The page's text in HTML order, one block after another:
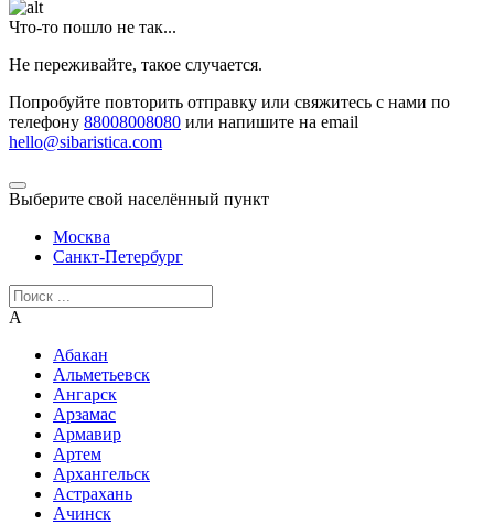
Что-то пошло не так...
Не переживайте, такое случается.
Попробуйте повторить отправку или свяжитесь с нами по
телефону 88008008080 или напишите на email
hello@sibaristica.com
Выберите свой населённый пункт
Москва
Санкт-Петербург
А
Абакан
Альметьевск
Ангарск
Арзамас
Армавир
Артем
Архангельск
Астрахань
Ачинск